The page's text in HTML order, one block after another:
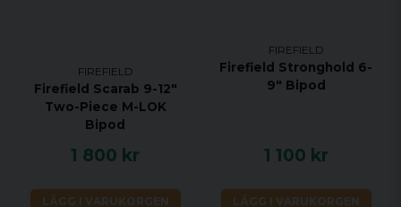
FIREFIELD
Firefield Scarab 9-12"
Two-Piece M-LOK
Bipod
1 800 kr
LÄGG I VARUKORGEN
FIREFIELD
Firefield Stronghold 6-
9" Bipod
1 100 kr
LÄGG I VARUKORGEN